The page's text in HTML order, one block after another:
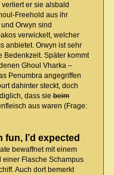
er sie alsbald
Freehold aus ihr
Orwyn sind
verwickelt, welcher
anbietet. Orwyn ist sehr
Bedenkzeit. Später kommt
Ghoul Vharka –
Penumbra angegriffen
dahinter steckt, doch
dass siebeim
aus waren (Frage:
I’d expected
bewaffnet mit einem
einer Flasche Schampus
Auch dort bemerkt